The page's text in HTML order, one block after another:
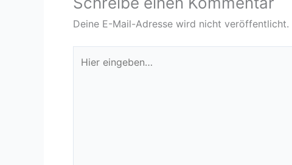
Deine E-Mail-Adresse wird nicht veröffentlicht.
eingeben…